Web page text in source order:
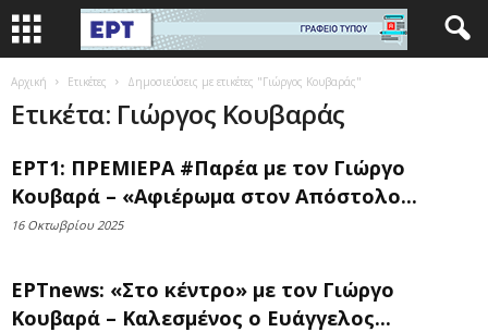
Αρχική Ετικέτες Δημοσιεύσεις με ετικέτες "Γιώργος Κουβαράς"
Ετικέτα: Γιώργος Κουβαράς
ΕΡΤ1: ΠΡΕΜΙΕΡΑ #Παρέα με τον Γιώργο
Κουβαρά – «Αφιέρωμα στον Απόστολο...
16 Οκτωβρίου 2025
ΕΡΤnews: «Στο κέντρο» με τον Γιώργο
Κουβαρά – Καλεσμένος ο Ευάγγελος...